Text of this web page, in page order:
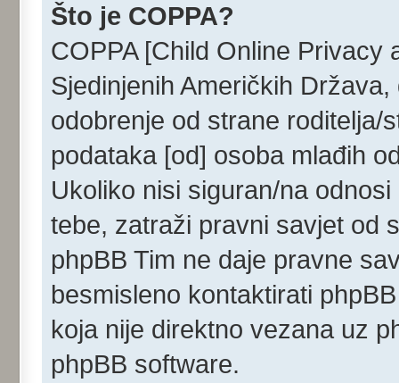
Što je COPPA?
COPPA [Child Online Privacy
Sjedinjenih Američkih
odobrenje od strane roditelja/
podataka [od] osoba mlađih
Ukoliko nisi siguran/na
tebe, zatraži pravni savjet od
phpBB Tim ne daje pravne
besmisleno kontaktirati
koja nije direktno vezana uz
phpBB software.